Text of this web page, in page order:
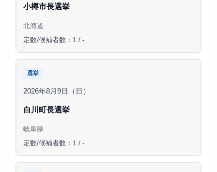
小樽市長選挙
北海道
定数/候補者数：1 / -
選挙
2026年8月9日（日）
白川町長選挙
岐阜県
定数/候補者数：1 / -